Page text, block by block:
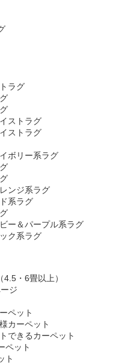
ラグ
ストラグ
ストラグ
ボリー系ラグ
ンジ系ラグ
系ラグ
ー＆パープル系ラグ
ク系ラグ
・6畳以上）
ジ
ペット
カーペット
できるカーペット
ペット
ト